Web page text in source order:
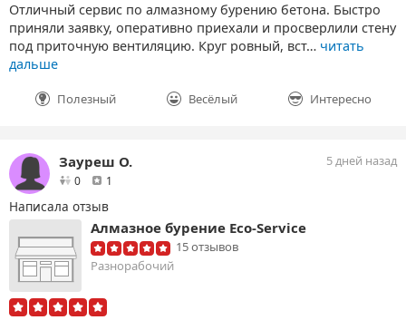
Отличный сервис по алмазному бурению бетона. Быстро
приняли заявку, оперативно приехали и просверлили стену
под приточную вентиляцию. Круг ровный, вст… читать
дальше
Полезный Весёлый Интересно
Зауреш О.
0друзей1
5 дней назад
Написала отзыв
Алмазное бурение Eco-Service
15 отзывов
Разнорабочий